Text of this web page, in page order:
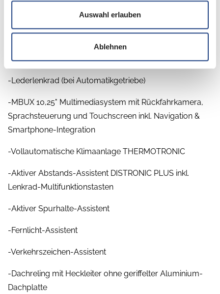
Auswahl erlauben
Ablehnen
-Ablage für Smartphones inkl. wireless charging
-Ladepaket Instrumententafel mit 2 x USB-C Stecker 5V
/ 1x 12V-Steckdose
-Lederlenkrad (bei Automatikgetriebe)
-MBUX 10,25" Multimediasystem mit Rückfahrkamera,
Sprachsteuerung und Touchscreen inkl. Navigation &
Smartphone-Integration
-Vollautomatische Klimaanlage THERMOTRONIC
-Aktiver Abstands-Assistent DISTRONIC PLUS inkl.
Lenkrad-Multifunktionstasten
-Aktiver Spurhalte-Assistent
-Fernlicht-Assistent
-Verkehrszeichen-Assistent
-Dachreling mit Heckleiter ohne geriffelter Aluminium-
Dachplatte